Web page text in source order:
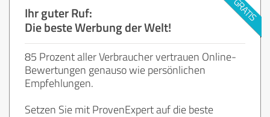
Ihr guter Ruf:
Die beste Werbung der Welt!
85 Prozent aller Verbraucher vertrauen Online-
Bewertungen genauso wie persönlichen
Empfehlungen.
Setzen Sie mit ProvenExpert auf die beste